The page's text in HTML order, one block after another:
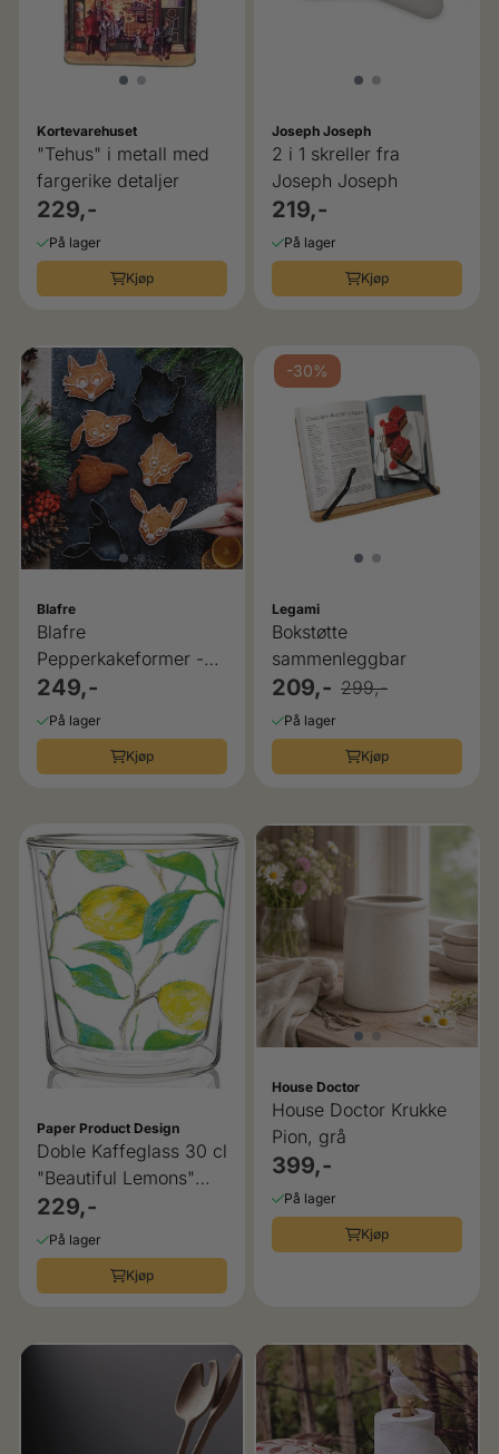
Kortevarehuset
"Tehus" i metall med
fargerike detaljer
229,-
På lager
Kjøp
Joseph Joseph
2 i 1 skreller fra
Joseph Joseph
219,-
På lager
Kjøp
Blafre
Blafre
Pepperkakeformer -
Skogsvenner Sett med
4
249,-
På lager
Kjøp
-30%
Legami
Bokstøtte
sammenleggbar
209,- 299,-
På lager
Kjøp
Paper Product Design
Doble Kaffeglass 30 cl
"Beautiful Lemons"
Paper Product Design
229,-
På lager
Kjøp
House Doctor
House Doctor Krukke
Pion, grå
399,-
På lager
Kjøp